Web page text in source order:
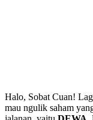
Halo, Sobat Cuan!
mau ngulik saham